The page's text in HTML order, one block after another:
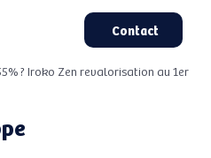
? Iroko Zen revalorisation au 1er
Contact